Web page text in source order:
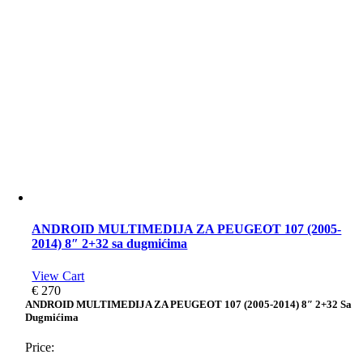
ANDROID MULTIMEDIJA ZA PEUGEOT 107 (2005-
2014) 8″ 2+32 sa dugmićima
View Cart
€ 270
ANDROID MULTIMEDIJA ZA PEUGEOT 107 (2005-2014) 8″ 2+32 Sa
Dugmićima
Price: